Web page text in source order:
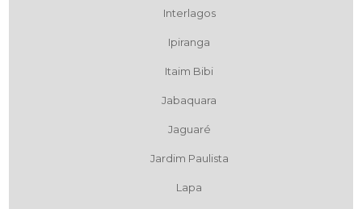
Interlagos
Ipiranga
Itaim Bibi
Jabaquara
Jaguaré
Jardim Paulista
Lapa